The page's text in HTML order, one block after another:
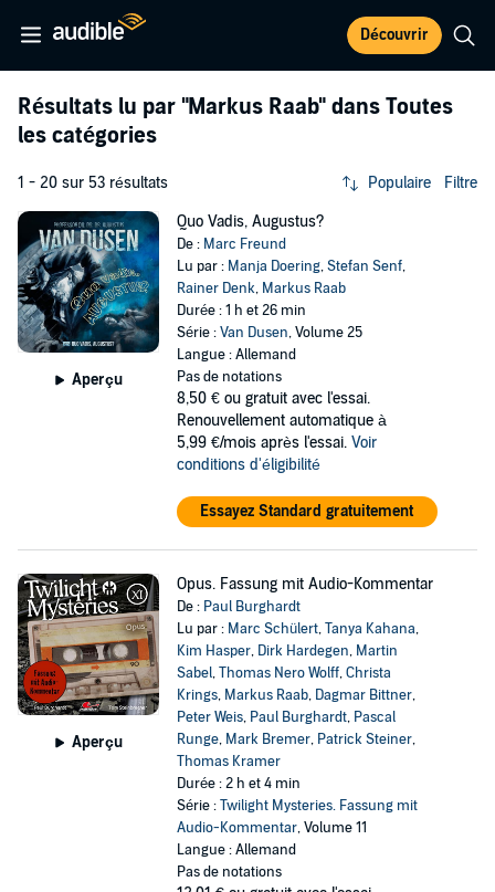
Découvrir
Résultats lu par "Markus Raab" dans Toutes
les catégories
1 - 20 sur 53 résultats Populaire Filtre
Aperçu
Quo Vadis, Augustus?
De : Marc Freund
Lu par : Manja Doering,Stefan Senf,
Rainer Denk, Markus Raab
Durée : 1 h et 26 min
Série :Van Dusen, Volume 25
Langue : Allemand
Pas de notations
8,50 € ou gratuit avec l'essai.
Renouvellement automatique à
5,99 €/mois après l'essai. Voir
conditions d'éligibilité
Essayez Standard gratuitement
Aperçu
Opus. Fassung mit Audio-Kommentar
De : Paul Burghardt
Lu par : Marc Schülert,Tanya Kahana,
Kim Hasper, Dirk Hardegen, Martin
Sabel,Thomas Nero Wolff,Christa
Krings, Markus Raab, Dagmar Bittner,
Peter Weis, Paul Burghardt, Pascal
Runge, Mark Bremer, Patrick Steiner,
Thomas Kramer
Durée : 2 h et 4 min
Série :Twilight Mysteries. Fassung mit
Audio-Kommentar, Volume 11
Langue : Allemand
Pas de notations